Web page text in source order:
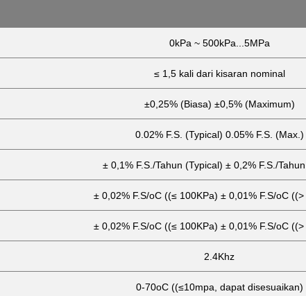
0kPa ~ 500kPa...5MPa
≤ 1,5 kali dari kisaran nominal
±0,25% (Biasa) ±0,5% (Maximum)
0.02% F.S. (Typical) 0.05% F.S. (Max.)
± 0,1% F.S./Tahun (Typical) ± 0,2% F.S./
± 0,02% F.S/oC ((≤ 100KPa) ± 0,01% F.S/oC
± 0,02% F.S/oC ((≤ 100KPa) ± 0,01% F.S/oC
2.4Khz
0-70oC ((≤10mpa, dapat disesuaikan)